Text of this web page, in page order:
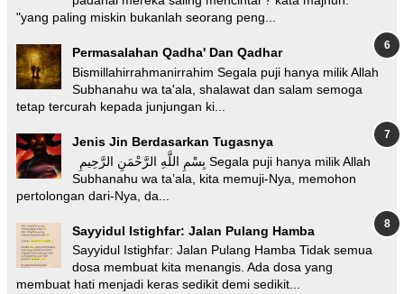
"yang paling miskin bukanlah seorang peng...
Permasalahan Qadha' Dan Qadhar
Bismillahirrahmanirrahim Segala puji hanya milik Allah
Subhanahu wa ta'ala, shalawat dan salam semoga
tetap tercurah kepada junjungan ki...
Jenis Jin Berdasarkan Tugasnya
Subhanahu wa ta’ala, kita memuji-Nya, memohon
pertolongan dari-Nya, da...
Sayyidul Istighfar: Jalan Pulang Hamba
Sayyidul Istighfar: Jalan Pulang Hamba Tidak semua
dosa membuat kita menangis. Ada dosa yang
membuat hati menjadi keras sedikit demi sedikit...